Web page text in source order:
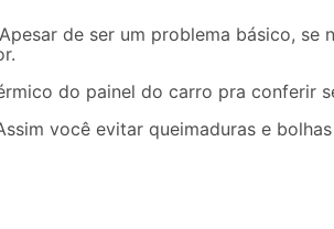
de ser um problema básico, se
do painel do carro pra conferir
você evitar queimaduras e